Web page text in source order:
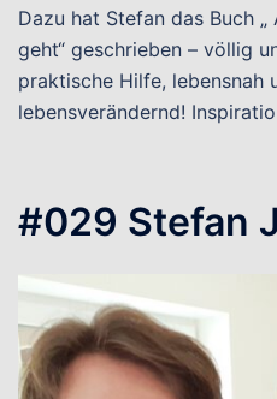
Dazu hat Stefan das Buch
geht“ geschrieben – völlig
praktische Hilfe, lebensnah
lebensverändernd!
#029 Stefan